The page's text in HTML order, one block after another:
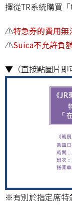
擇從TR系統購買
⚠️特急券的費用無
⚠️Suica不允許負
▼（直接點圖片即
※有別於指定席特